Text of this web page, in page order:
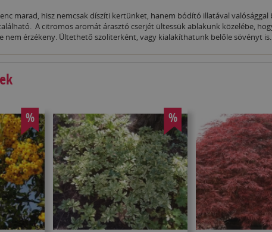
marad, hisz nemcsak díszíti kertünket, hanem bódító illatával
A citromos aromát árasztó cserjét ültessük ablakunk közelébe,
nem érzékeny. Ültethető szoliterként, vagy kialakíthatunk belőle sövényt
% %